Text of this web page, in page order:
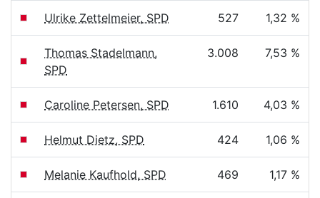
Ulrike Zettelmeier, SPD 527 1,32 %
Thomas Stadelmann,
SPD
3.008 7,53 %
Caroline Petersen, SPD 1.610 4,03 %
Helmut Dietz, SPD 424 1,06 %
Melanie Kaufhold, SPD 469 1,17 %